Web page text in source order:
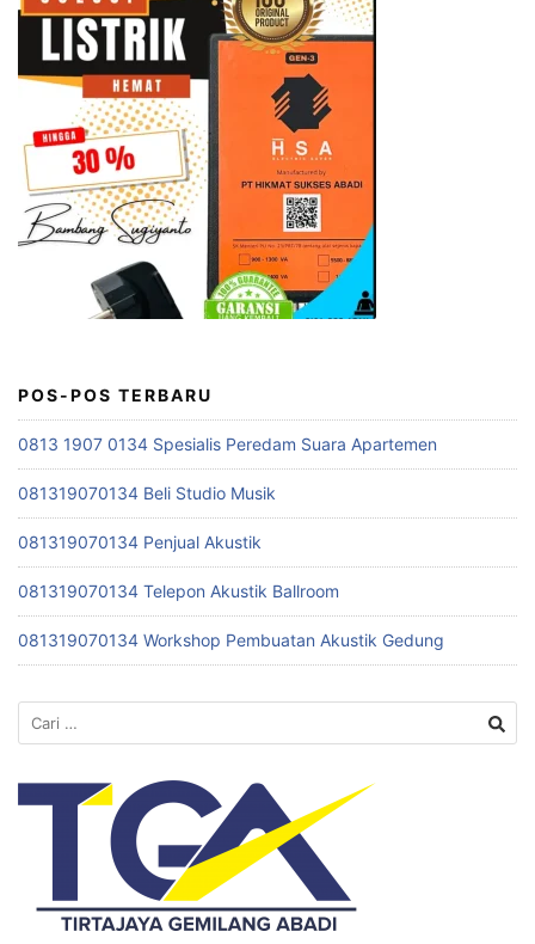
POS-POS TERBARU
0813 1907 0134 Spesialis Peredam Suara Apartemen
081319070134 Beli Studio Musik
081319070134 Penjual Akustik
081319070134 Telepon Akustik Ballroom
081319070134 Workshop Pembuatan Akustik Gedung
Cari
untuk: